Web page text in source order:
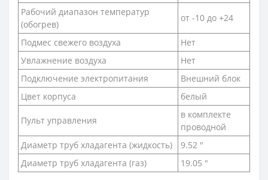
Рабочий диапазон температур
(обогрев)
от -10 до +24
Подмес свежего воздуха
Нет
Увлажнение воздуха
Нет
Подключение электропитания
Внешний блок
Цвет корпуса
белый
Пульт управления
в комплекте
проводной
Диаметр труб хладагента (жидкость)
9.52 "
Диаметр труб хладагента (газ)
19.05 "